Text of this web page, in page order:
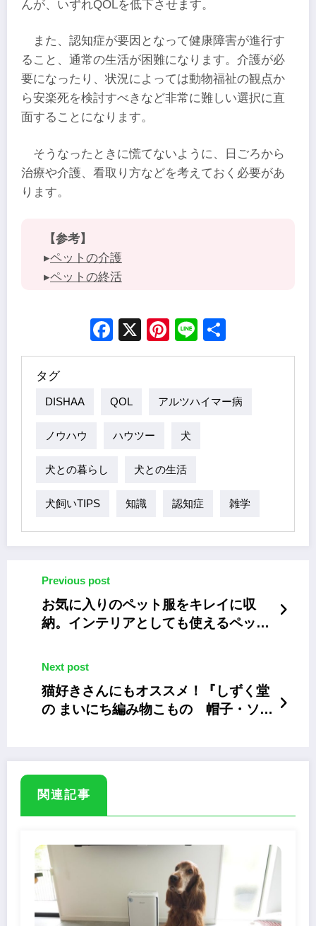
んが、いずれQOLを低下させます。
また、認知症が要因となって健康障害が進行す
ること、通常の生活が困難になります。介護が必
要になったり、状況によっては動物福祉の観点か
ら安楽死を検討すべきなど非常に難しい選択に直
面することになります。
そうなったときに慌てないように、日ごろから
治療や介護、看取り方などを考えておく必要があ
ります。
【参考】
▸ペットの介護
▸ペットの終活
Facebook
X Pinterest
Line
タグ
DISHAA QOL アルツハイマー病
ノウハウ ハウツー 犬
犬との暮らし 犬との生活
犬飼いTIPS 知識 認知症 雑学
Previous post
お気に入りのペット服をキレイに収
納。インテリアとしても使えるペット
Next post
猫好きさんにもオススメ！『しずく堂
の まいにち編み物こもの 帽子・ソッ
関連記事